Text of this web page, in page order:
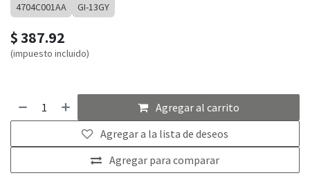
4704C001AA GI-13GY
$387.92
(impuesto incluido)
Agregar al carrito
Agregar para comparar
Agregar a la lista de deseos